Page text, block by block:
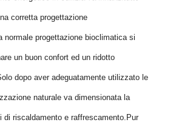
corretta progettazione
normale progettazione bioclimatica si
un buon confort ed un ridotto
dopo aver adeguatamente utilizzato le
naturale va dimensionata la
di riscaldamento e raffrescamento.Pur